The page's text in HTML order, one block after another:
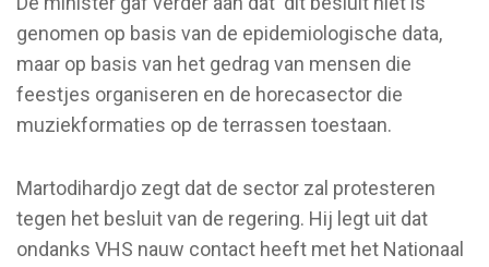
genomen op basis van de epidemiologische data,
maar op basis van het gedrag van mensen die
feestjes organiseren en de horecasector die
muziekformaties op de terrassen toestaan.
Martodihardjo zegt dat de sector zal protesteren
tegen het besluit van de regering. Hij legt uit dat
ondanks VHS nauw contact heeft met het Nationaal